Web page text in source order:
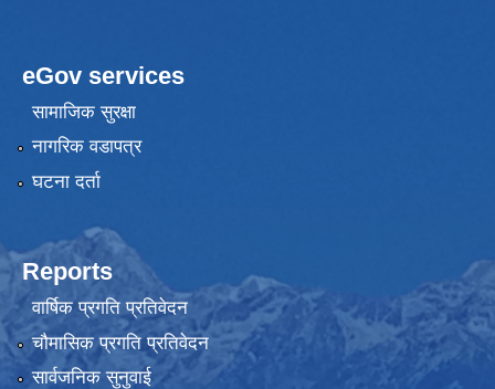
eGov services
सामाजिक सुरक्षा
नागरिक वडापत्र
घटना दर्ता
Reports
वार्षिक प्रगति प्रतिवेदन
चौमासिक प्रगति प्रतिवेदन
सार्वजनिक सुनुवाई